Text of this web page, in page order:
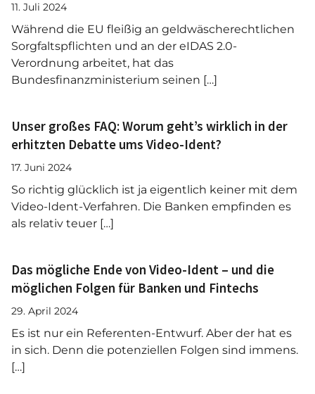
11. Juli 2024
Während die EU fleißig an geldwäscherechtlichen
Sorgfaltspflichten und an der eIDAS 2.0-
Verordnung arbeitet, hat das
Bundesfinanzministerium seinen […]
Unser großes FAQ: Worum geht’s wirklich in der
erhitzten Debatte ums Video-Ident?
17. Juni 2024
So richtig glücklich ist ja eigentlich keiner mit dem
Video-Ident-Verfahren. Die Banken empfinden es
als relativ teuer […]
Das mögliche Ende von Video-Ident – und die
möglichen Folgen für Banken und Fintechs
29. April 2024
Es ist nur ein Referenten-Entwurf. Aber der hat es
in sich. Denn die potenziellen Folgen sind immens.
[…]